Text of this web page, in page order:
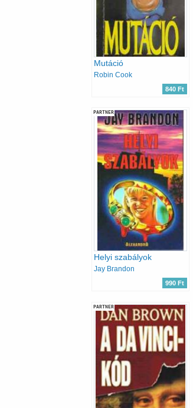
Mutáció
Robin Cook
840 Ft
PARTNER
Helyi szabályok
Jay Brandon
990 Ft
PARTNER